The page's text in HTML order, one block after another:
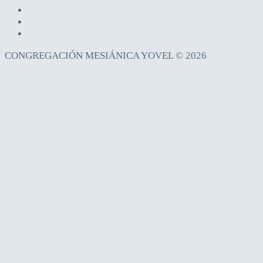
CONGREGACIÓN MESIÁNICA YOVEL © 2026